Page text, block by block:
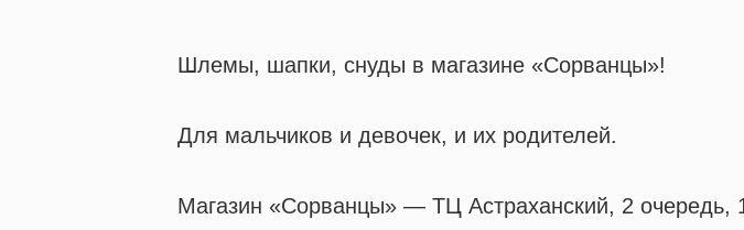
Шлемы, шапки, снуды в магазине «Сорванцы»!
Для мальчиков и девочек, и их родителей.
Магазин «Сорванцы» — ТЦ Астраханский, 2 очередь,